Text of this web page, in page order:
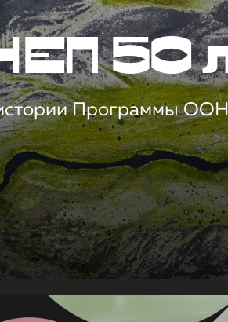
50
Программы